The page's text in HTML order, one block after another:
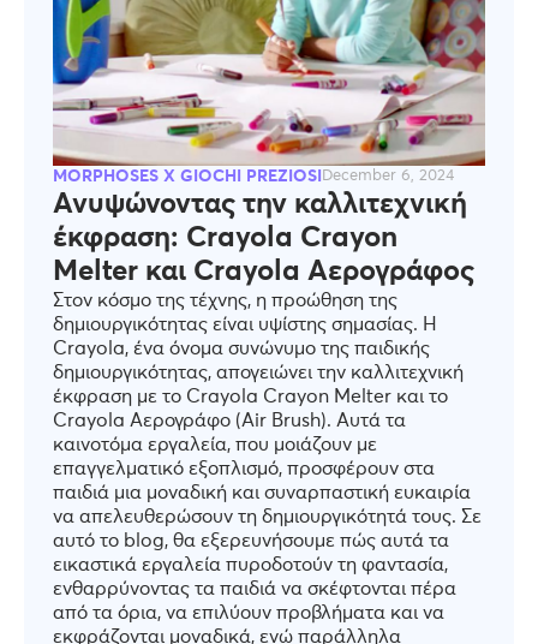
MORPHOSES X GIOCHI PREZIOSI December 6, 2024
Ανυψώνοντας την καλλιτεχνική
έκφραση: Crayola Crayon
Melter και Crayola Αερογράφος
Στον κόσμο της τέχνης, η προώθηση της
δημιουργικότητας είναι υψίστης σημασίας. Η
Crayola, ένα όνομα συνώνυμο της παιδικής
δημιουργικότητας, απογειώνει την καλλιτεχνική
έκφραση με το Crayola Crayon Melter και το
Crayola Αερογράφο (Air Brush). Αυτά τα
καινοτόμα εργαλεία, που μοιάζουν με
επαγγελματικό εξοπλισμό, προσφέρουν στα
παιδιά μια μοναδική και συναρπαστική ευκαιρία
να απελευθερώσουν τη δημιουργικότητά τους. Σε
αυτό το blog, θα εξερευνήσουμε πώς αυτά τα
εικαστικά εργαλεία πυροδοτούν τη φαντασία,
ενθαρρύνοντας τα παιδιά να σκέφτονται πέρα
από τα όρια, να επιλύουν προβλήματα και να
εκφράζονται μοναδικά, ενώ παράλληλα